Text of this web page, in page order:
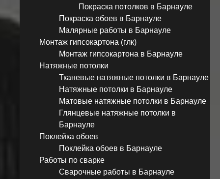
Покраска потолков в Барнауле
Покраска обоев в Барнауле
Малярные работы в Барнауле
Монтаж гипсокартона (глк)
Монтаж гипсокартона в Барнауле
Натяжные потолки
Тканевые натяжные потолки в Барнауле
Натяжные потолки в Барнауле
Матовые натяжные потолки в Барнауле
Глянцевые натяжные потолки в
Барнауле
Поклейка обоев
Поклейка обоев в Барнауле
Работы по сварке
Сварочные работы в Барнауле